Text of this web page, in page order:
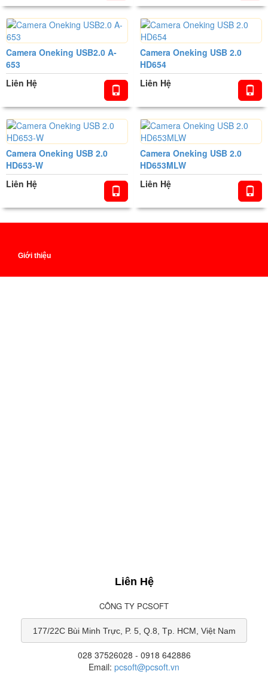
Camera Oneking USB2.0 A-
653
Liên Hệ
Camera Oneking USB 2.0
HD654
Liên Hệ
Camera Oneking USB 2.0
HD653-W
Liên Hệ
Camera Oneking USB 2.0
HD653MLW
Liên Hệ
Giới thiệu
Liên Hệ
CÔNG TY PCSOFT
177/22C Bùi Minh Trực, P. 5, Q.8, Tp. HCM, Việt Nam
028 37526028 - 0918 642886
Email: pcsoft@pcsoft.vn